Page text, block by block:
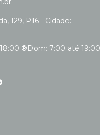
129, P16 - Cidade: